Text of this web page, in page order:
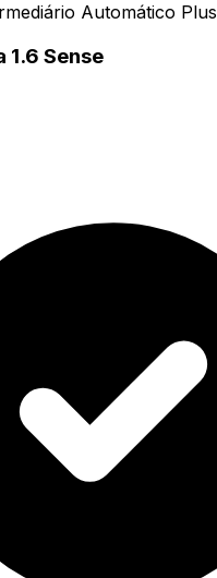
Automático Plus
1.6 Sense